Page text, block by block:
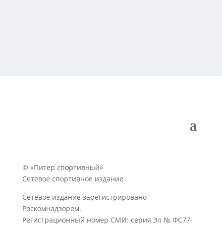
© «Питер спортивный»
Сетевое спортивное издание
Сетевое издание зарегистрировано
Роскомнадзором.
Регистрационный номер СМИ: серия Эл № ФС77-